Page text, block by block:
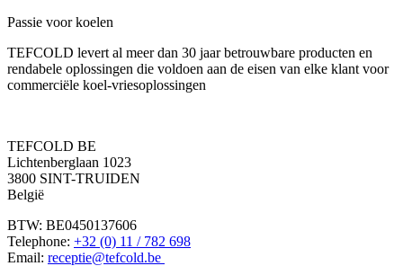
Passie voor koelen
TEFCOLD levert al meer dan 30 jaar betrouwbare producten en
rendabele oplossingen die voldoen aan de eisen van elke klant voor
commerciële koel-vriesoplossingen
TEFCOLD BE
Lichtenberglaan 1023
3800 SINT-TRUIDEN
België
BTW: BE0450137606
Telephone: +32 (0) 11 / 782 698
Email: receptie@tefcold.be